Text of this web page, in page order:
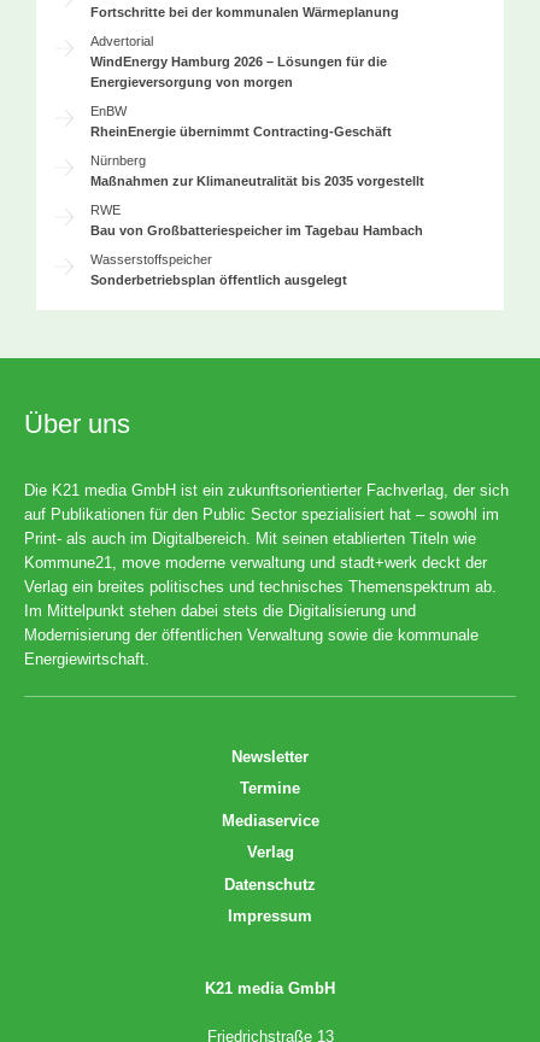
Fortschritte bei der kommunalen Wärmeplanung
Advertorial
WindEnergy Hamburg 2026 – Lösungen für die
Energieversorgung von morgen
EnBW
RheinEnergie übernimmt Contracting-Geschäft
Nürnberg
Maßnahmen zur Klimaneutralität bis 2035 vorgestellt
RWE
Bau von Großbatteriespeicher im Tagebau Hambach
Wasserstoffspeicher
Sonderbetriebsplan öffentlich ausgelegt
Über uns
Die K21 media GmbH ist ein zukunftsorientierter Fachverlag, der sich
auf Publikationen für den Public Sector spezialisiert hat – sowohl im
Print- als auch im Digitalbereich. Mit seinen etablierten Titeln wie
Kommune21, move moderne verwaltung und stadt+werk deckt der
Verlag ein breites politisches und technisches Themenspektrum ab.
Im Mittelpunkt stehen dabei stets die Digitalisierung und
Modernisierung der öffentlichen Verwaltung sowie die kommunale
Energiewirtschaft.
Newsletter
Termine
Mediaservice
Verlag
Datenschutz
Impressum
K21 media GmbH
Friedrichstraße 13